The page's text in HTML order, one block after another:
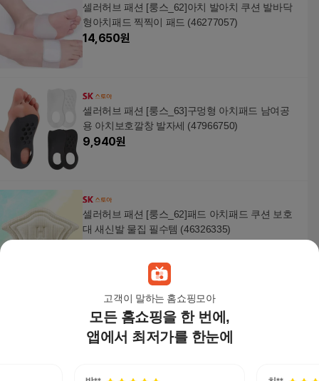
고객이 말하는 홈쇼핑모아
모든 홈쇼핑을 한 번에,
앱에서 최저가를 한눈에
셀러허브 패션 [룽스_62]아치 발아치 쿠션 발바닥
형아치패드 찍찍이 패드 (46277057)
14,650원
셀러허브 패션 [룽스_63]구멍형 아치패드 남여공
용 아치보호깔창 발자세 (47966750)
9,940원
셀러허브 패션 [룽스_62]패드 아치패드 쿠션 보호
대 새신발 물집 필수템 (46326335)
셀러허브 1 [XBI83L7O]조절형 뉴 발아치패드 사이
즈 아치 패드 밸런스
34,820 원